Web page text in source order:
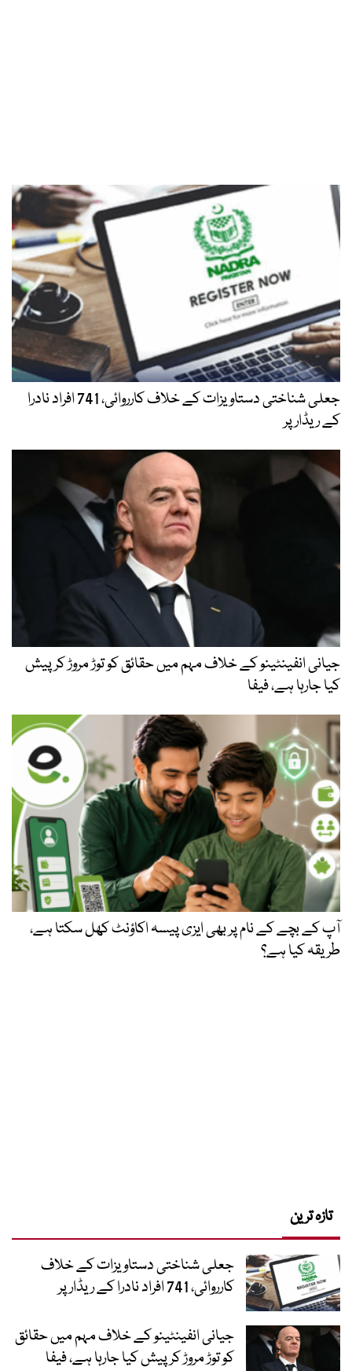
جعلی شناختی دستاویزات کے خلاف کارروائی، 741 افراد نادرا
کے ریڈار پر
جیانی انفینٹینو کے خلاف مہم میں حقائق کو توڑ مروڑ کر پیش
کیا جارہا ہے، فیفا
آپ کے بچے کے نام پر بھی ایزی پیسہ اکاؤنٹ کھل سکتا ہے،
طریقہ کیا ہے؟
تازہ ترین
جعلی شناختی دستاویزات کے خلاف
کارروائی، 741 افراد نادرا کے ریڈار پر
جیانی انفینٹینو کے خلاف مہم میں حقائق
کو توڑ مروڑ کر پیش کیا جارہا ہے، فیفا